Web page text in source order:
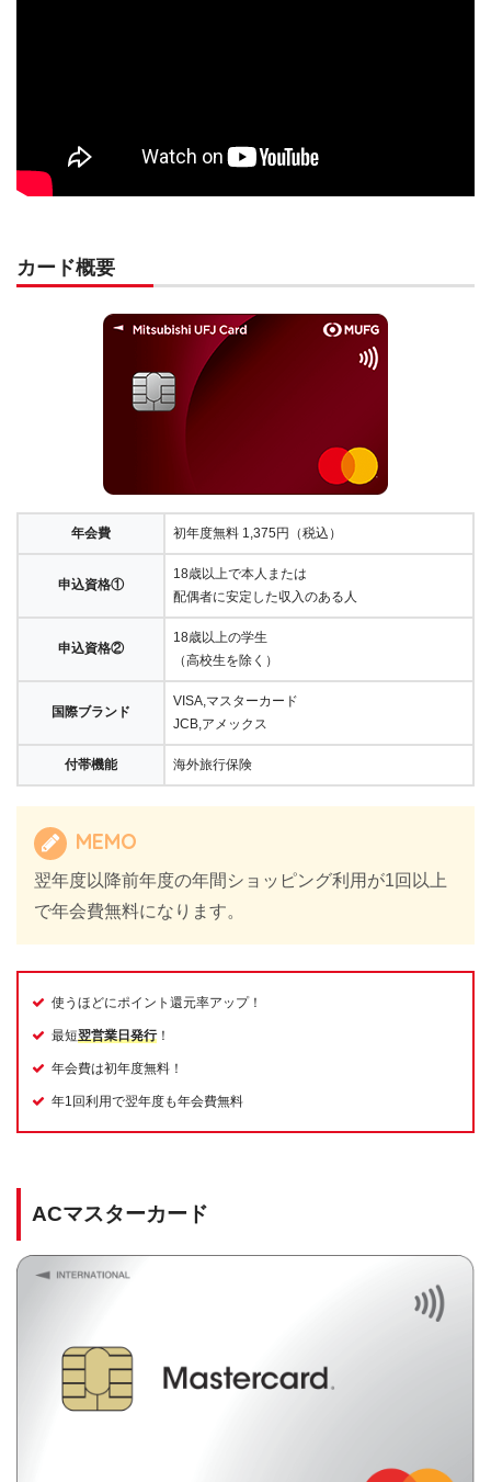
カード概要
年会費 初年度無料 1,375円（税込）
申込資格①
18歳以上で本人または
配偶者に安定した収入のある人
申込資格②
18歳以上の学生
（高校生を除く）
国際ブランド
VISA,マスターカード
JCB,アメックス
付帯機能 海外旅行保険
MEMO
翌年度以降前年度の年間ショッピング利用が1回以上
で年会費無料になります。
使うほどにポイント還元率アップ！
最短翌営業日発行！
年会費は初年度無料！
年1回利用で翌年度も年会費無料
ACマスターカード